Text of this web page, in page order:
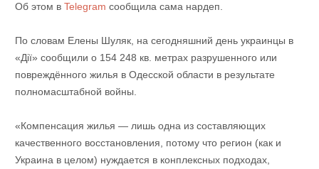
Об этом вTelegram сообщила сама нардеп.
По словам Елены Шуляк, на сегодняшний день украинцы в
«Дії» сообщили о 154 248 кв. метрах разрушенного или
повреждённого жилья в Одесской области в результате
полномасштабной войны.
«Компенсация жилья — лишь одна из составляющих
качественного восстановления, потому что регион (как и
Украина в целом) нуждается в конплексных подходах,